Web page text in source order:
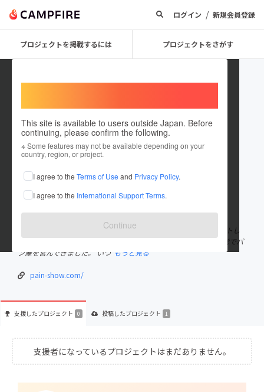
ログイン / 新規会員登録
プロジェクトを掲載するには プロジェクトをさがす
This site is available to users outside Japan. Before
continuing, please confirm the following.
※ Some features may not be available depending on your
country, region, or project.
I agree to the Terms of Use and Privacy Policy.
I agree to the International Support Terms.
Continue
Boulangerie Show
これまでに1件のプロジェクトを投稿しています
在住国：日本 現在地：大阪府
出身国：日本 出身地：大阪府
Boulangerie Show(ブーランジェリーショー) 父と三人娘でスタートし
ました。 父はパン職人歴38年。 西宮で14年間フランチャイズ経営でパ
ン屋を営んできました。 いつ もっと見る
pain-show.com/
支援したプロジェクト 0 投稿したプロジェクト 1
支援者になっているプロジェクトはまだありません。